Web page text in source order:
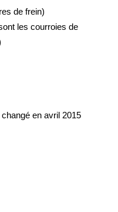
de frein)
les courroies de
en avril 2015